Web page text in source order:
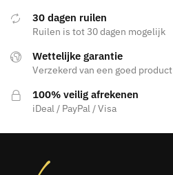
30 dagen ruilen
Ruilen is tot 30 dagen mogelijk
Wettelijke garantie
Verzekerd van een goed product
100% veilig afrekenen
iDeal / PayPal / Visa